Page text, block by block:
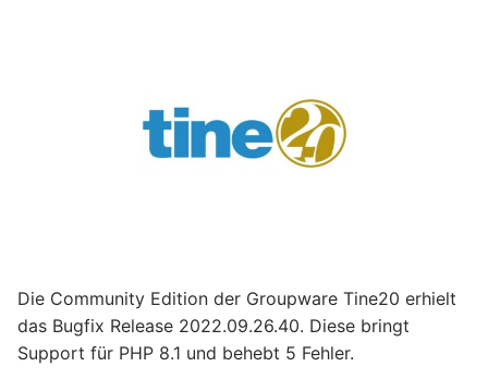
Die Community Edition der Groupware Tine20 erhielt
das Bugfix Release 2022.09.26.40. Diese bringt
Support für PHP 8.1 und behebt 5 Fehler.